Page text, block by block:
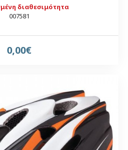
διαθεσιμότητα
007581
0,00€